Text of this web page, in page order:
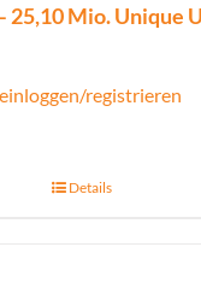
25,10 Mio. Unique
registrieren
Details